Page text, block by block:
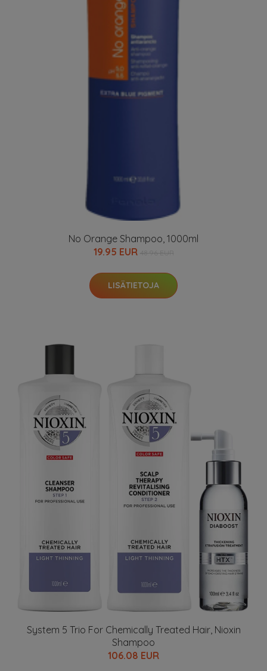
No Orange Shampoo, 1000ml
19.95 EUR
LISÄTIETOJA
System 5 Trio For Chemically Treated Hair, Nioxin
Shampoo
106.08 EUR